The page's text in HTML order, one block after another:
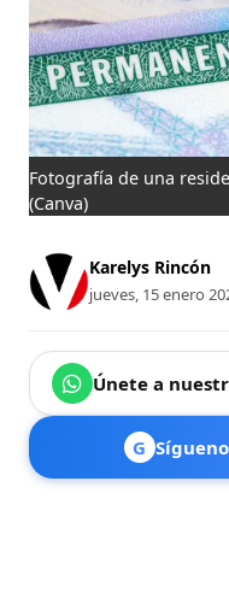
Fotografía de una
(Canva)
Karelys Rincón
jueves, 15 enero
Únete a
G